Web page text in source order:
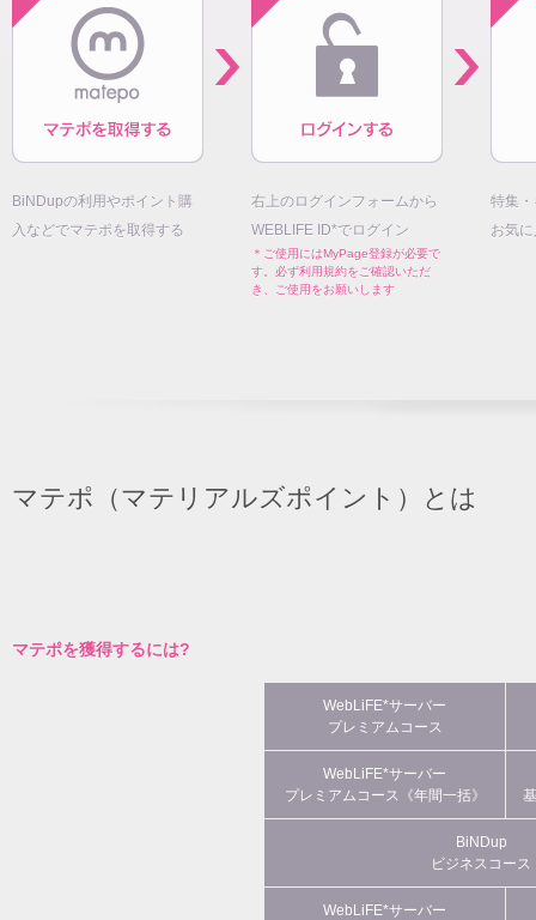
BiNDupの利用やポイント購
入などでマテポを取得する
右上のログインフォームから
WEBLIFE ID*でログイン
＊ご使用にはMyPage登録が必要で
す。必ず利用規約をご確認いただ
き、ご使用をお願いします
特集
お気
マテポ（マテリアルズポイント）とは
マテポを獲得するには?
WebLiFE*サーバー
プレミアムコース
WebLiFE*サーバー
プレミアムコース《年間一括》
BiNDup
ビジネスコース
WebLiFE*サーバー